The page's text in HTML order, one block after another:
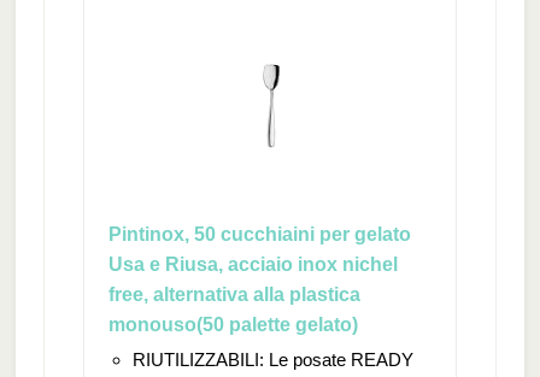
Pintinox, 50 cucchiaini per gelato
Usa e Riusa, acciaio inox nichel
free, alternativa alla plastica
monouso(50 palette gelato)
RIUTILIZZABILI: Le posate READY